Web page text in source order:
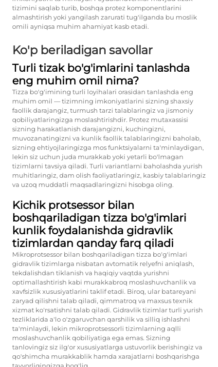
tizimini saqlab turib, boshqa protez komponentlarini
almashtirish yoki yangilash zarurati tug'ilganda bu moslik
omili ayniqsa muhim ahamiyat kasb etadi.
Ko'p beriladigan savollar
Turli tizak bo'g'imlarini tanlashda
eng muhim omil nima?
Tizza bo'g'imining turli loyihalari orasidan tanlashda eng
muhim omil — tizimning imkoniyatlarini sizning shaxsiy
faollik darajangiz, turmush tarzi talablaringiz va jismoniy
qobiliyatlaringizga moslashtirishdir. Protez mutaxassisi
sizning harakatlanish darajangizni, kuchingizni,
muvozanatingizni va kunlik faollik talablaringizni baholab,
sizning ehtiyojlaringizga mos funktsiyalarni ta'minlaydigan,
lekin siz uchun juda murakkab yoki yetarli bo'lmagan
tizimlarni tavsiya qiladi. Turli variantlarni baholashda yurish
muhitlaringiz, dam olish faoliyatlaringiz, kasbiy talablaringiz
va uzoq muddatli maqsadlaringizni hisobga oling.
Kichik protsessor bilan
boshqariladigan tizza bo'g'imlari
kunlik foydalanishda gidravlik
tizimlardan qanday farq qiladi
Mikroprotsessor bilan boshqariladigan tizza bo'g'imlari
gidravlik tizimlarga nisbatan avtomatik relyefni aniqlash,
tekdalishdan tiklanish va haqiqiy vaqtda yurishni
optimallashtirish kabi murakkabroq moslashuvchanlik va
xavfsizlik xususiyatlarini taklif etadi. Biroq, ular batareyani
zaryad qilishni talab qiladi, qimmatroq va maxsus texnik
xizmat ko'rsatishni talab qiladi. Gidravlik tizimlar turli yurish
tezliklarida a'lo o'zgaruvchan qarshilik va silliq ishlashni
ta'minlaydi, lekin mikroprotsessorli tizimlarning aqlli
moslashuvchanlik qobiliyatiga ega emas. Sizning
tanlovingiz siz ilg'or xususiyatlarga ustuvorlik berishingiz va
qo'shimcha murakkablik hamda xarajatlarni boshqarishga